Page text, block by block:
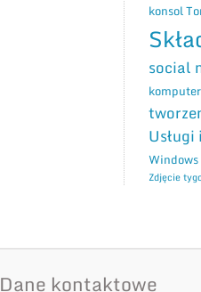
konsol
social
Windows
Zdjęcie
Dane kontaktowe